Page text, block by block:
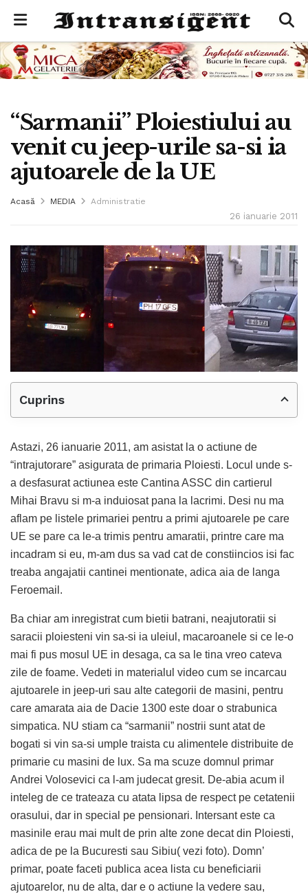
“Sarmanii” Ploiestiului au
venit cu jeep-urile sa-si ia
ajutoarele de la UE
Acasă MEDIA Administratie
26 ianuarie 2011
Cuprins
Astazi, 26 ianuarie 2011, am asistat la o actiune de
“intrajutorare” asigurata de primaria Ploiesti. Locul unde s-
a desfasurat actiunea este Cantina ASSC din cartierul
Mihai Bravu si m-a induiosat pana la lacrimi. Desi nu ma
aflam pe listele primariei pentru a primi ajutoarele pe care
UE se pare ca le-a trimis pentru amaratii, printre care ma
incadram si eu, m-am dus sa vad cat de constiincios isi fac
treaba angajatii cantinei mentionate, adica aia de langa
Feroemail.
Ba chiar am inregistrat cum bietii batrani, neajutoratii si
saracii ploiesteni vin sa-si ia uleiul, macaroanele si ce le-o
mai fi pus mosul UE in desaga, ca sa le tina vreo cateva
zile de foame. Vedeti in materialul video cum se incarcau
ajutoarele in jeep-uri sau alte categorii de masini, pentru
care amarata aia de Dacie 1300 este doar o strabunica
simpatica. NU stiam ca “sarmanii” nostrii sunt atat de
bogati si vin sa-si umple traista cu alimentele distribuite de
primarie cu masini de lux. Sa ma scuze domnul primar
Andrei Volosevici ca l-am judecat gresit. De-abia acum il
inteleg de ce trateaza cu atata lipsa de respect pe cetatenii
orasului, dar in special pe pensionari. Intersant este ca
masinile erau mai mult de prin alte zone decat din Ploiesti,
adica de pe la Bucuresti sau Sibiu( vezi foto). Domn’
primar, poate faceti publica acea lista cu beneficiarii
ajutoarelor, nu de alta, dar e o actiune la vedere sau,